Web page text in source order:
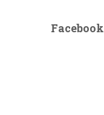
Facebook